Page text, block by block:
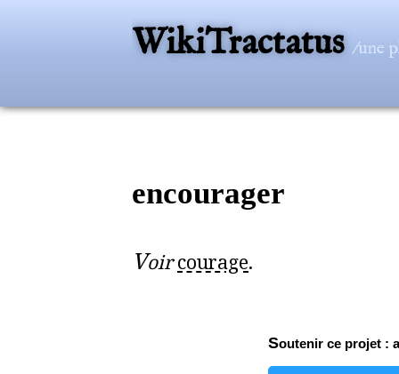
WikiTractatus /une
encourager
Voir courage.
Soutenir ce projet :